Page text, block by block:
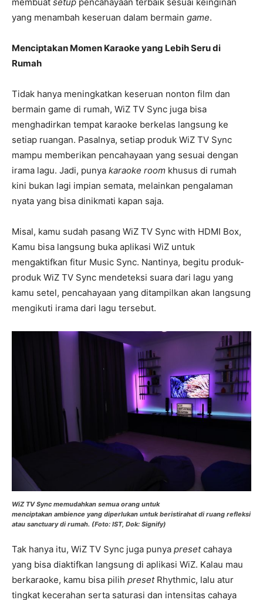
yang menambah keseruan dalam bermain game.
Menciptakan Momen Karaoke yang Lebih Seru di
Rumah
Tidak hanya meningkatkan keseruan nonton film dan
bermain game di rumah, WiZ TV Sync juga bisa
menghadirkan tempat karaoke berkelas langsung ke
setiap ruangan. Pasalnya, setiap produk WiZ TV Sync
mampu memberikan pencahayaan yang sesuai dengan
irama lagu. Jadi, punya karaoke room khusus di rumah
kini bukan lagi impian semata, melainkan pengalaman
nyata yang bisa dinikmati kapan saja.
Misal, kamu sudah pasang WiZ TV Sync with HDMI Box,
Kamu bisa langsung buka aplikasi WiZ untuk
mengaktifkan fitur Music Sync. Nantinya, begitu produk-
produk WiZ TV Sync mendeteksi suara dari lagu yang
kamu setel, pencahayaan yang ditampilkan akan langsung
mengikuti irama dari lagu tersebut.
WiZ TV Sync memudahkan semua orang untuk
menciptakan ambience yang diperlukan untuk beristirahat di ruang refleksi
atau sanctuary di rumah. (Foto: IST, Dok: Signify)
Tak hanya itu, WiZ TV Sync juga punya presetcahaya
yang bisa diaktifkan langsung di aplikasi WiZ. Kalau mau
berkaraoke, kamu bisa pilih presetRhythmic, lalu atur
tingkat kecerahan serta saturasi dan intensitas cahaya